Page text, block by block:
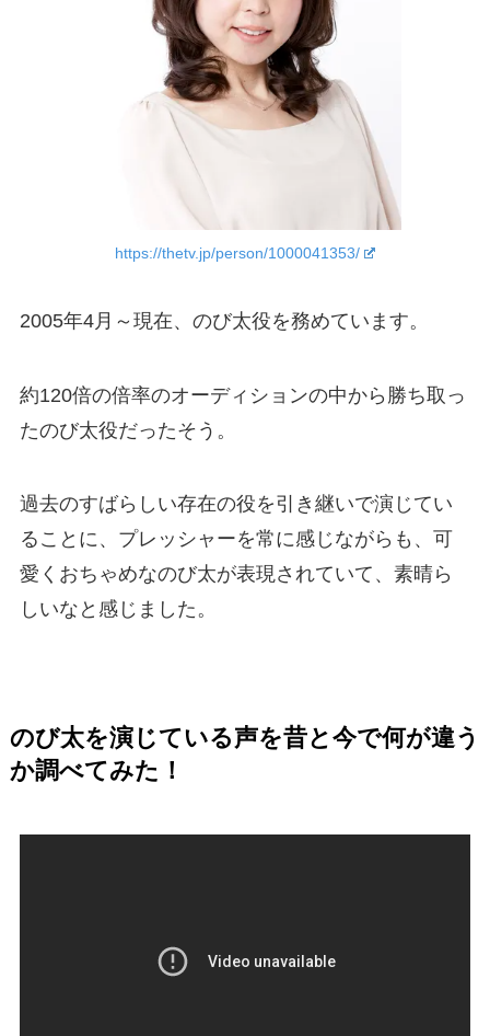
https://thetv.jp/person/1000041353/
2005年4月～現在、のび太役を務めています。
約120倍の倍率のオーディションの中から勝ち取っ
たのび太役だったそう。
過去のすばらしい存在の役を引き継いで演じてい
ることに、プレッシャーを常に感じながらも、可
愛くおちゃめなのび太が表現されていて、素晴ら
しいなと感じました。
のび太を演じている声を昔と今で何が違う
か調べてみた！